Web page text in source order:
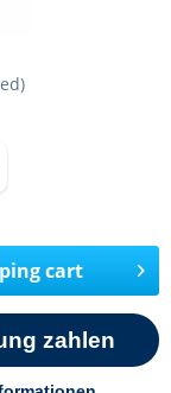
cart